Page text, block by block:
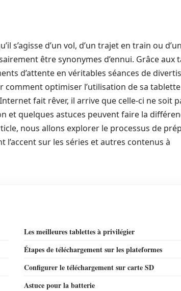
s’agisse d’un vol, d’un trajet en train ou
être synonymes d’ennui. Grâce aux
d’attente en véritables séances de
comment optimiser l’utilisation de sa
fait rêver, il arrive que celle-ci ne soit
et quelques astuces peuvent faire la
nous allons explorer le processus de
sur les séries et autres contenus à
Les meilleures tablettes à privilégier
Étapes de téléchargement sur les plateformes
Configurer le téléchargement sur carte SD
Astuce pour la batterie